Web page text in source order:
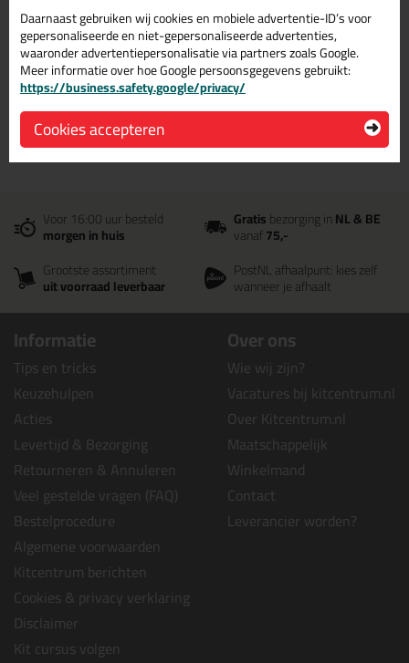
product welke makkelijk te gebruiken is. Bestel de Sikaflex 522
300ml in de kleur Zwart vandaag nog! Op voorraad en op
werkdagen besteld = morgen in huis.
Wil je meer weten over de toepassing en kenmerken van dit
Voor 16:00 uur besteld
morgen in huis
Gratisbezorging inNL & BE
vanaf75,-
Grootste assortiment
uit voorraad leverbaar
PostNL afhaalpunt: kies zelf
wanneer je afhaalt
Informatie
Tips en tricks
Keuzehulpen
Acties
Levertijd & Bezorging
Retourneren & Annuleren
Veel gestelde vragen (FAQ)
Bestelprocedure
Algemene voorwaarden
Kitcentrum berichten
Cookies & privacy verklaring
Disclaimer
Kit cursus volgen
Over ons
Wie wij zijn?
Vacatures bij kitcentrum.nl
Over Kitcentrum.nl
Maatschappelijk
Winkelmand
Contact
Leverancier worden?
Daarnaast gebruiken wij cookies en mobiele advertentie-ID’s voor
gepersonaliseerde en niet-gepersonaliseerde advertenties,
waaronder advertentiepersonalisatie via partners zoals Google.
Meer informatie over hoe Google persoonsgegevens gebruikt:
https://business.safety.google/privacy/
Cookies accepteren